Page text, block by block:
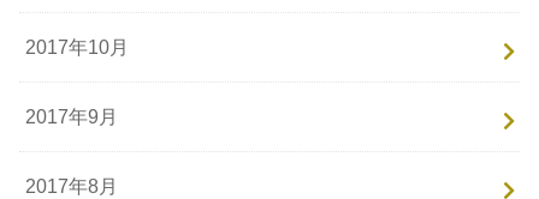
2017年10月
2017年9月
2017年8月